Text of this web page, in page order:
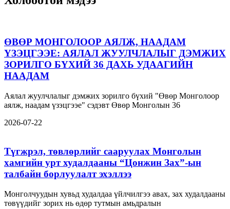
ӨВӨР МОНГОЛООР АЯЛЖ, НААДАМ
ҮЗЭЦГЭЭЕ: АЯЛАЛ ЖУУЛЧЛАЛЫГ ДЭМЖИХ
ЗОРИЛГО БҮХИЙ 36 ДАХЬ УДААГИЙН
НААДАМ
Аялал жуулчлалыг дэмжих зорилго бүхий "Өвөр Монголоор
аялж, наадам үзэцгээе" сэдэвт Өвөр Монголын 36
2026-07-22
Түгжрэл, төвлөрлийг сааруулах Монголын
хамгийн урт худалдааны “Цонжин Зах”-ын
талбайн борлуулалт эхэллээ
Монголчуудын хувьд худалдаа үйлчилгээ авах, зах худалдааны
төвүүдийг зорих нь өдөр тутмын амьдралын